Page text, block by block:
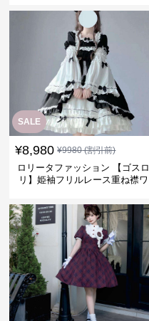
SALE
¥8,980 ¥9980(割引前)
ロリータファッション 【ゴスロ
リ】姫袖フリルレース重ね襟ワ